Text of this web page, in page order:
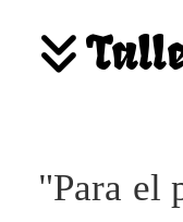
"Para el